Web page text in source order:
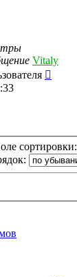
Vitaly
сортировки: